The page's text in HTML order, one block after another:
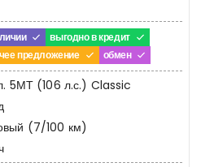
выгодно в кредит
предложение
обмен
5МТ (106 л.с.) Classic
(7/100 км)